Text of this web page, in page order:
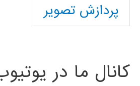
پردازش تصویر
کانال ما در